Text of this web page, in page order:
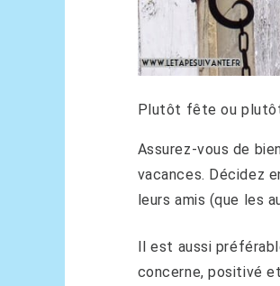
Plutôt fête ou
Assurez-vous de
vacances. Décidez
leurs amis (que les
Il est aussi
concerne, positivé